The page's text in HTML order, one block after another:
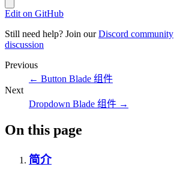
Edit on GitHub
Still need help? Join ourDiscord community
discussion
Previous
← Button Blade 组件
Next
Dropdown Blade 组件 →
On this page
简介